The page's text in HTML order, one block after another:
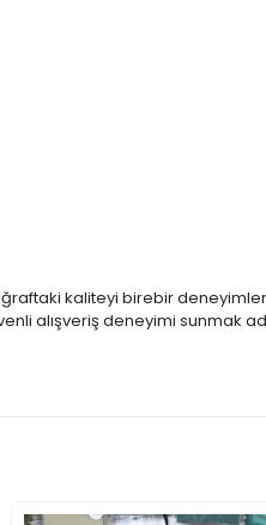
kaliteyi birebir
alışveriş deneyimi sunmak